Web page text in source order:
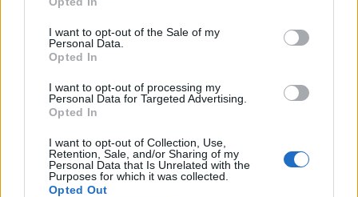
I want to opt-out of the Sale of my
Personal Data.
Opted In
I want to opt-out of processing my
Personal Data for Targeted Advertising.
Opted In
I want to opt-out of Collection, Use,
Retention, Sale, and/or Sharing of my
Personal Data that Is Unrelated with the
Purposes for which it was collected.
Opted Out
TheCars.gr|12/02/2026 13:00
Το νέο BYD ATTO 3 EVO είναι
διαθέσιμο με τετρακίνηση και
αυτονομία έως 510 χλμ